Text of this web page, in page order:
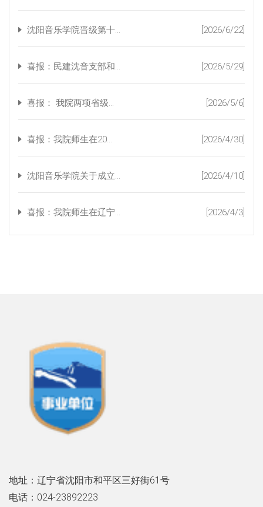
沈阳音乐学院晋级第十... [2026/6/22]
喜报：民建沈音支部和... [2026/5/29]
喜报： 我院两项省级... [2026/5/6]
喜报：我院师生在20... [2026/4/30]
沈阳音乐学院关于成立... [2026/4/10]
喜报：我院师生在辽宁... [2026/4/3]
地址：辽宁省沈阳市和平区三好街61号
电话：024-23892223